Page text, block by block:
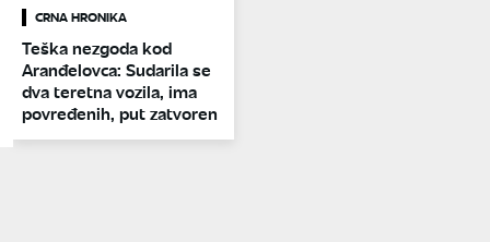
CRNA HRONIKA
Teška nezgoda kod
Aranđelovca: Sudarila se
dva teretna vozila, ima
povređenih, put zatvoren